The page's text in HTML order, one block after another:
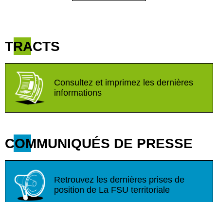
TRACTS
Consultez et imprimez les dernières
informations
COMMUNIQUÉS DE PRESSE
Retrouvez les dernières prises de
position de La FSU territoriale